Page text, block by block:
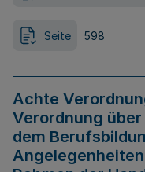
Seite 598
Achte
Verordnung
dem